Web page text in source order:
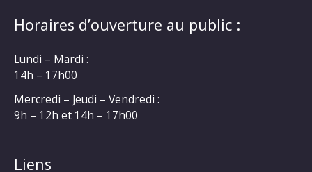
Horaires d’ouverture au public :
Lundi – Mardi :
14h – 17h00
Mercredi – Jeudi – Vendredi :
9h – 12h et 14h – 17h00
Liens